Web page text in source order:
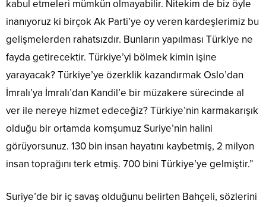
kabul etmeleri mümkün olmayabilir. Nitekim de biz öyle
inanıyoruz ki birçok Ak Parti’ye oy veren kardeşlerimiz bu
gelişmelerden rahatsızdır. Bunların yapılması Türkiye ne
fayda getirecektir. Türkiye’yi bölmek kimin işine
yarayacak? Türkiye’ye özerklik kazandırmak Oslo’dan
İmralı’ya İmralı’dan Kandil’e bir müzakere sürecinde al
ver ile nereye hizmet edeceğiz? Türkiye’nin karmakarışık
olduğu bir ortamda komşumuz Suriye’nin halini
görüyorsunuz. 130 bin insan hayatını kaybetmiş, 2 milyon
insan toprağını terk etmiş. 700 bini Türkiye’ye gelmiştir.”
Suriye’de bir iç savaş olduğunu belirten Bahçeli, sözlerini